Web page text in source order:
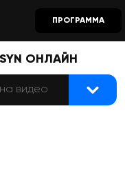
ПРОГРАММА
ОНЛАЙН